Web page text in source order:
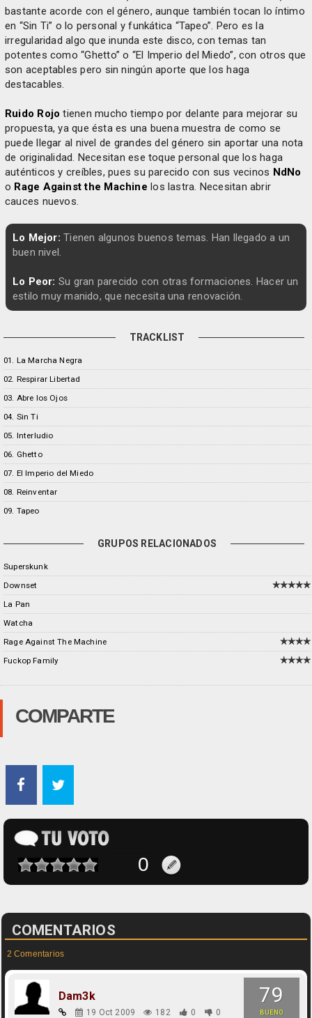
bastante acorde con el género, aunque también tocan lo íntimo
en “Sin Ti” o lo personal y funkática “Tapeo”. Pero es la
irregularidad algo que inunda este disco, con temas tan
potentes como “Ghetto” o “El Imperio del Miedo”, con otros que
son aceptables pero sin ningún aporte que los haga
destacables.
Ruido Rojo tienen mucho tiempo por delante para mejorar su
propuesta, ya que ésta es una buena muestra de como se
puede llegar al nivel de grandes del género sin aportar una nota
de originalidad. Necesitan ese toque personal que los haga
auténticos y creíbles, pues su parecido con sus vecinos NdNo
o Rage Against the Machine los lastra. Necesitan abrir
cauces nuevos.
Lo Mejor: Tienen algunos buenos temas. Han llegado a un
buen nivel.
Lo Peor: Su gran parecido con otras formaciones. Hacer un
estilo muy manido, que necesita una renovación.
TRACKLIST
01. La Marcha Negra
02. Respirar Libertad
03. Abre los Ojos
04. Sin Ti
05. Interludio
06. Ghetto
07. El Imperio del Miedo
08. Reinventar
09. Tapeo
GRUPOS RELACIONADOS
Superskunk
Downset
La Pan
Watcha
Rage Against The Machine
Fuckop Family
COMPARTE
COMENTARIOS
2 Comentarios
79
BUENO
Dam3k
19 Oct 2009 182 0 0